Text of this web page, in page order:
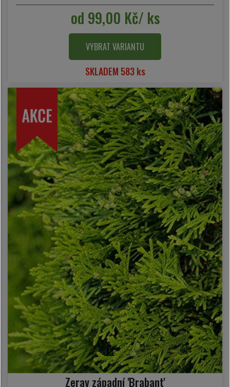
od 99,00 Kč/ ks
VYBRAT VARIANTU
SKLADEM 583 ks
Zerav západní 'Brabant'